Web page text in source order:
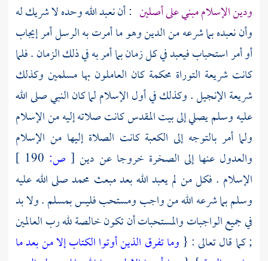
ودين الإسلام مبني على أصلين : أن نعبد الله وحده لا شريك له
وأن نعبده بما شرعه من الدين وهو ما أمرت به الرسل أمر إيجاب
أو أمر استحباب فيعبد في كل زمان بما أمر به في ذلك الزمان . فلما
كانت شريعة التوراة محكمة كان العاملون بها مسلمين وكذلك
شريعة الإنجيل . وكذلك في أول الإسلام لما كان النبي صلى الله
عليه وسلم يصلي إلىبيت المقدسكانت صلاته إليه من الإسلام
ولما أمر بالتوجه إلى الكعبةكانت الصلاة إليها من الإسلام
والعدول عنها إلى الصخرة خروجا عن دين [ ص:
الإسلام . فكل من لم يعبد الله بعد مبعث محمدصلى الله عليه
وسلم بما شرعه الله من واجب ومستحب فليس بمسلم . ولا بد
في جميع الواجبات والمستحبات أن تكون خالصة لله رب العالمين
; كما قال تعالى : { وما تفرق الذين أوتوا الكتاب إلا من بعد ما